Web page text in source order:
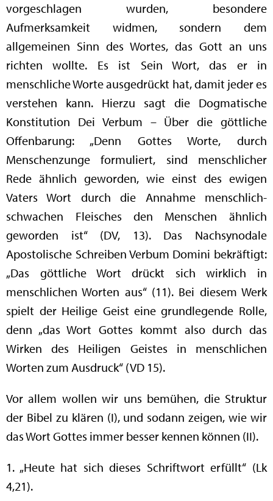
vorgeschlagen wurden, besondere
Aufmerksamkeit widmen, sondern dem
allgemeinen Sinn des Wortes, das Gott an uns
richten wollte. Es ist Sein Wort, das er in
menschliche Worte ausgedrückt hat, damit jeder es
verstehen kann. Hierzu sagt die Dogmatische
Konstitution Dei Verbum – Über die göttliche
Offenbarung: „Denn Gottes Worte, durch
Menschenzunge formuliert, sind menschlicher
Rede ähnlich geworden, wie einst des ewigen
Vaters Wort durch die Annahme menschlich-
schwachen Fleisches den Menschen ähnlich
geworden ist“ (DV, 13). Das Nachsynodale
Apostolische Schreiben Verbum Domini bekräftigt:
„Das göttliche Wort drückt sich wirklich in
menschlichen Worten aus“ (11). Bei diesem Werk
spielt der Heilige Geist eine grundlegende Rolle,
denn „das Wort Gottes kommt also durch das
Wirken des Heiligen Geistes in menschlichen
Worten zum Ausdruck“ (VD 15).
Vor allem wollen wir uns bemühen, die Struktur
der Bibel zu klären (I), und sodann zeigen, wie wir
das Wort Gottes immer besser kennen können (II).
1. „Heute hat sich dieses Schriftwort erfüllt“ (Lk
4,21).